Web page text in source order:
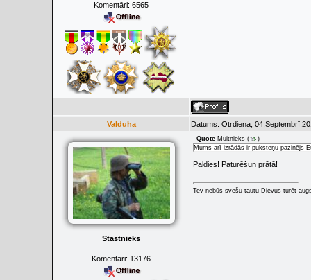
Komentāri: 6565
Valduha Datums: Otrdiena,
Stāstnieks
Komentāri: 13176
Quote Muitnieks (
)
Mums arī izrādās ir puksteņu pazinējs
Paldies! Paturēšun prātā!
Tev nebūs svešu tautu Dievus turēt